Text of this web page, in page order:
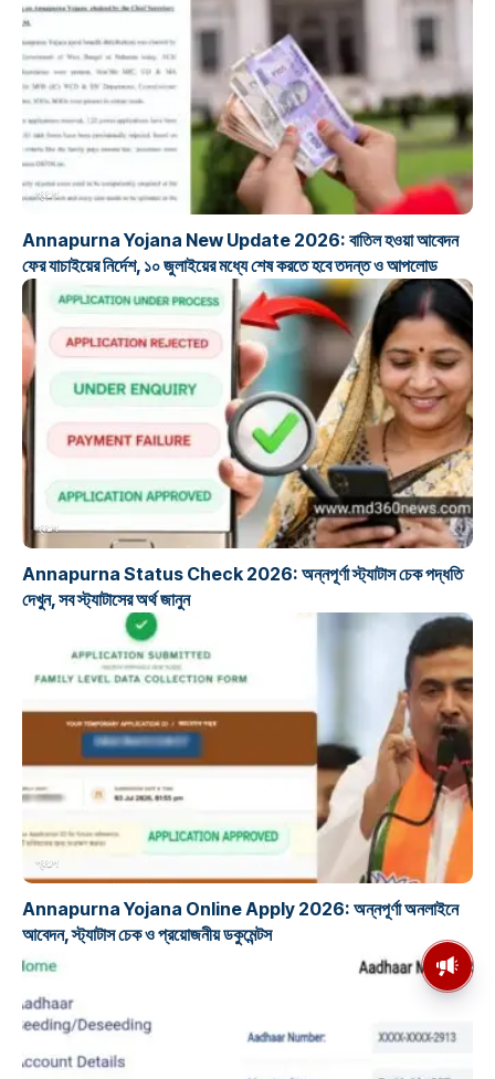
প্রকল্প
Annapurna Yojana New Update 2026: বাতিল হওয়া আবেদন
ফের যাচাইয়ের নির্দেশ, ১০ জুলাইয়ের মধ্যে শেষ করতে হবে তদন্ত ও আপলোড
প্রকল্প
Annapurna Status Check 2026: অন্নপূর্ণা স্ট্যাটাস চেক পদ্ধতি
দেখুন, সব স্ট্যাটাসের অর্থ জানুন
প্রকল্প
Annapurna Yojana Online Apply 2026: অন্নপূর্ণা অনলাইনে
আবেদন, স্ট্যাটাস চেক ও প্রয়োজনীয় ডকুমেন্টস
মসজিদের মাইক কেন খুলছে পুলিশ?
ডিজিপির কাছে জবাব চাইলেন নওশাদ